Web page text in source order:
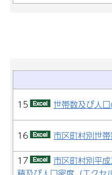
15
世帯数及び人
16
市区町村別世
17
市区町村別平